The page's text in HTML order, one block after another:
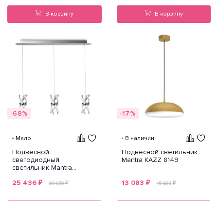
В корзину В корзину
-68%
Мало
Подвесной
светодиодный
светильник Mantra
25 436 ₽ 80 659₽
-17%
В наличии
Подвесной светильник
Mantra KAZZ 8149
13 083 ₽ 15 685₽